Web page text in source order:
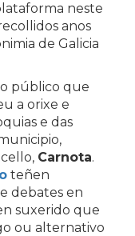
neste
anos
de Galicia
público que
a orixe e
e das
Carnota.
teñen
debates en
suxerido que
ou alternativo